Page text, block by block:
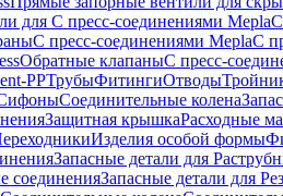
для С пресс-соединениями MeplaС
С пресс-соединениями MeplaС
Обратные клапаныС пресс-
PPТрубыФитингиОтводы
СифоныСоединительные колена
Защитная крышкаРасходные
Изделия особой формы
Запасные детали для
соединенияЗапасные детали для